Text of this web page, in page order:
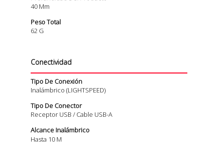
40 Mm
Peso Total
62 G
Conectividad
Tipo De Conexión
Inalámbrico (LIGHTSPEED)
Tipo De Conector
Receptor USB / Cable USB-A
Alcance Inalámbrico
Hasta 10 M